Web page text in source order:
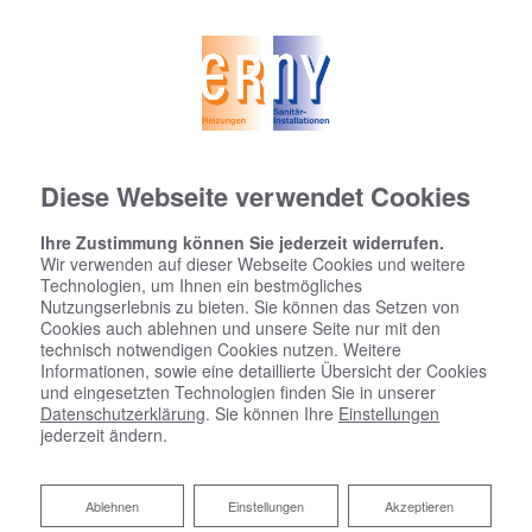
Diese Webseite verwendet Cookies
Ihre Zustimmung können Sie jederzeit widerrufen.
Wir verwenden auf dieser Webseite Cookies und weitere
Technologien, um Ihnen ein bestmögliches
Nutzungserlebnis zu bieten. Sie können das Setzen von
Cookies auch ablehnen und unsere Seite nur mit den
technisch notwendigen Cookies nutzen. Weitere
Informationen, sowie eine detaillierte Übersicht der Cookies
und eingesetzten Technologien finden Sie in unserer
Datenschutzerklärung. Sie können Ihre Einstellungen
jederzeit ändern.
Akzeptieren
Einstellungen
Ablehnen
Ablehnen